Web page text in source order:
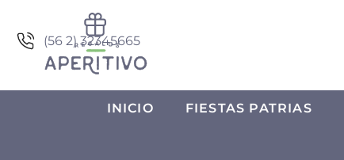
(56 2) 32345665
INICIO FIESTAS PATRIAS